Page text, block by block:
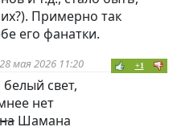
Примерно так
его фанатки.
28 мая 2026 11:20 +1
свет,
нет
Шамана